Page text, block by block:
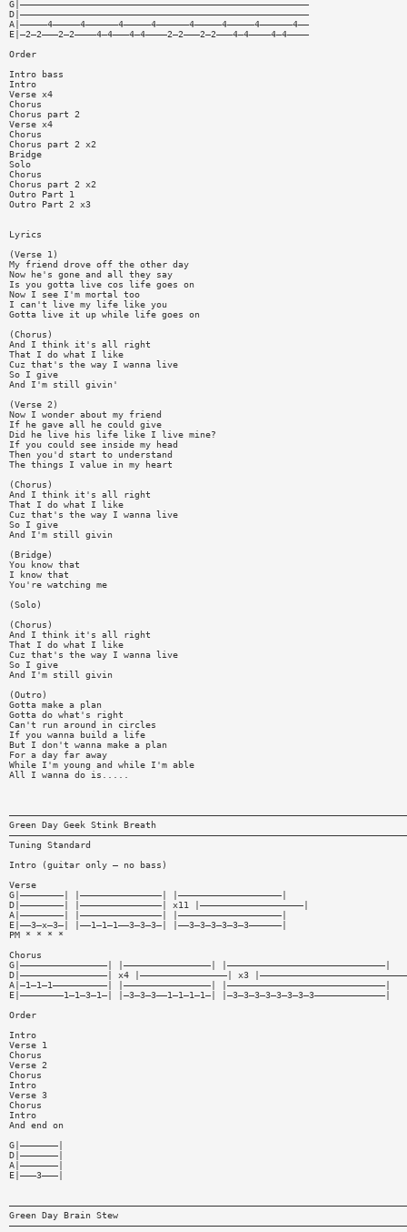
G|—————————————————————————————————————————————————————
D|—————————————————————————————————————————————————————
A|—————4—————4——————4—————4——————4—————4—————4——————4——
E|—2—2———2—2————4—4———4—4————2—2———2—2———4—4————4—4————
Order
Intro bass
Intro
Verse x4
Chorus
Chorus part 2
Verse x4
Chorus
Chorus part 2 x2
Bridge
Solo
Chorus
Chorus part 2 x2
Outro Part 1
Outro Part 2 x3
Lyrics
(Verse 1)
My friend drove off the other day
Now he's gone and all they say
Is you gotta live cos life goes on
Now I see I'm mortal too
I can't live my life like you
Gotta live it up while life goes on
(Chorus)
And I think it's all right
That I do what I like
Cuz that's the way I wanna live
So I give
And I'm still givin'
(Verse 2)
Now I wonder about my friend
If he gave all he could give
Did he live his life like I live mine?
If you could see inside my head
Then you'd start to understand
The things I value in my heart
(Chorus)
And I think it's all right
That I do what I like
Cuz that's the way I wanna live
So I give
And I'm still givin
(Bridge)
You know that
I know that
You're watching me
(Solo)
(Chorus)
And I think it's all right
That I do what I like
Cuz that's the way I wanna live
So I give
And I'm still givin
(Outro)
Gotta make a plan
Gotta do what's right
Can't run around in circles
If you wanna build a life
But I don't wanna make a plan
For a day far away
While I'm young and while I'm able
All I wanna do is.....
Green Day Geek Stink Breath
Tuning Standard
Intro (guitar only — no bass)
Verse
G|————————| |———————————————| |———————————————————|
D|————————| |———————————————| x11 |———————————————————|
A|————————| |———————————————| |———————————————————|
E|——3—x—3—| |——1—1—1——3—3—3—| |——3—3—3—3—3—3——————|
PM * * * *
Chorus
G|————————————————| |————————————————| |—————————————————————————————|
D|————————————————| x4 |————————————————| x3
A|—1—1—1——————————| |————————————————| |—————————————————————————————|
E|————————1—1—3—1—| |—3—3—3——1—1—1—1—| |—3—3—3—3—3—3—3—3—————————————|
Order
Intro
Verse 1
Chorus
Verse 2
Chorus
Intro
Verse 3
Chorus
Intro
And end on
G|———————|
D|———————|
A|———————|
E|———3———|
Green Day Brain Stew